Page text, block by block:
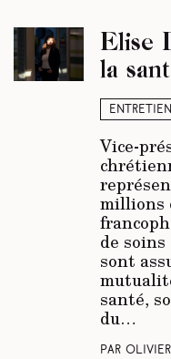
Entretien
Elise
la
Vice-
millions
de
sont
santé,
du…
Par